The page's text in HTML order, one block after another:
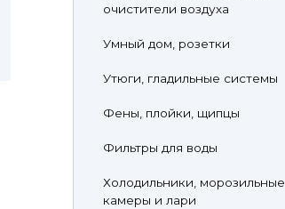
очистители воздуха
Умный дом, розетки
Утюги, гладильные системы
Фены, плойки, щипцы
Фильтры для воды
Холодильники, морозильные
камеры и лари